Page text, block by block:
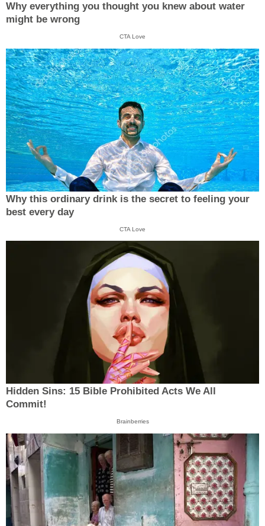
Why everything you thought you knew about water
might be wrong
CTA Love
Why this ordinary drink is the secret to feeling your
best every day
CTA Love
Hidden Sins: 15 Bible Prohibited Acts We All
Commit!
Brainberries